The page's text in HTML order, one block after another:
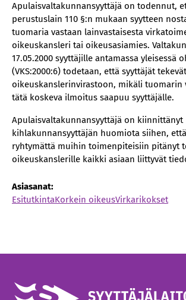
Apulaisvaltakunnansyyttäjä on todennut,
perustuslain 110 §:n mukaan syytteen
tuomaria vastaan lainvastaisesta
oikeuskansleri tai oikeusasiamies.
17.05.2000 syyttäjille antamassa yleisessä
(VKS:2000:6) todetaan, että syyttäjät
oikeuskanslerinvirastoon, mikäli tuomarin
tätä koskeva ilmoitus saapuu syyttäjälle.
Apulaisvaltakunnansyyttäjä on kiinnittänyt
kihlakunnansyyttäjän huomiota siihen,
ryhtymättä muihin toimenpiteisiin pitänyt
oikeuskanslerille kaikki asiaan liittyvät
Asiasanat:
EsitutkintaKorkein oikeusVirkarikokset